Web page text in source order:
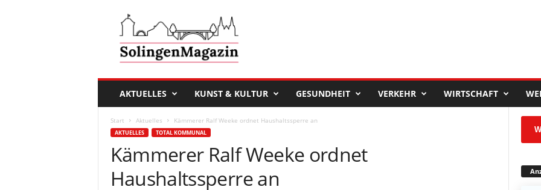
AKTUELLES KUNST & KULTUR GESUNDHEIT VERKEHR WIRTSCHAFT
Start Aktuelles Kämmerer Ralf Weeke ordnet Haushaltssperre an
AKTUELLES TOTAL KOMMUNAL
Kämmerer Ralf Weeke ordnet
Haushaltssperre an